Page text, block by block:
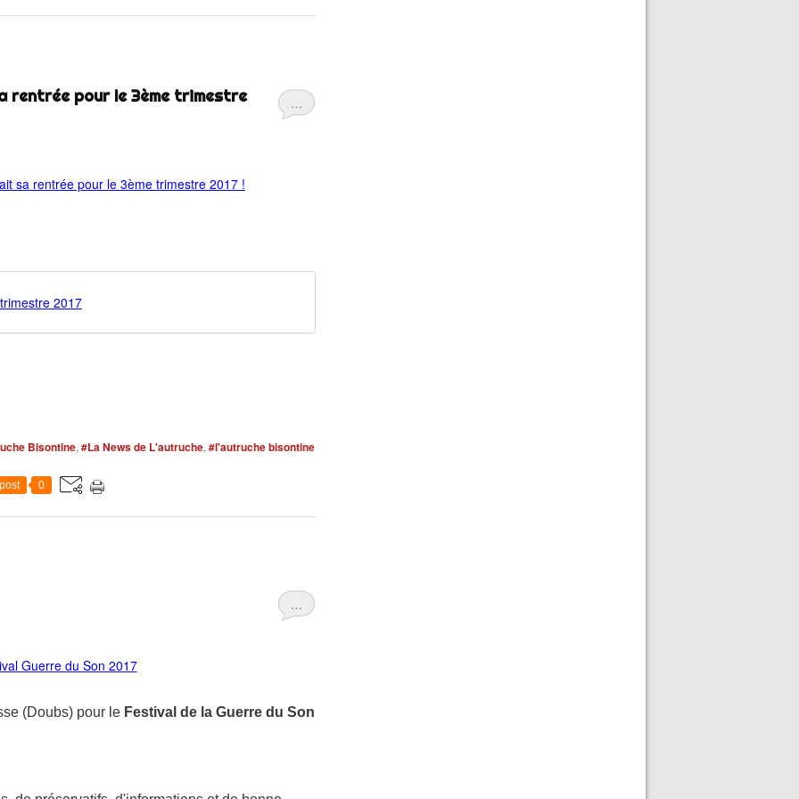
…
rentrée pour le 3ème trimestre
2017
Bisontine, #La News de L'autruche, #l'autruche bisontine
0
…
(Doubs) pour le Festival de la Guerre du Son